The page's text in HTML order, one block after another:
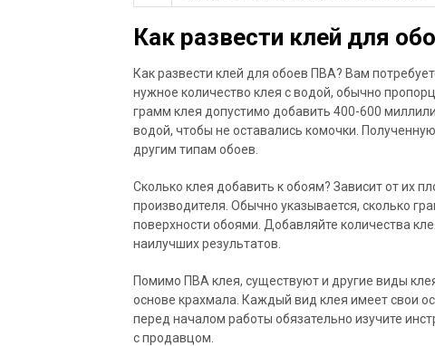
Как развести клей для
Как развести клей для обоев ПВА? Вам
нужное количество клея с водой, обычно
грамм клея допустимо добавить 400-600
водой, чтобы не оставались комочки.
другим типам обоев.
Сколько клея добавить к обоям? Зависит от их
производителя. Обычно указывается, сколько
поверхности обоями. Добавляйте количества
наилучших результатов.
Помимо ПВА клея, существуют и другие виды
основе крахмала. Каждый вид клея имеет свои
перед началом работы обязательно изучите
с продавцом.